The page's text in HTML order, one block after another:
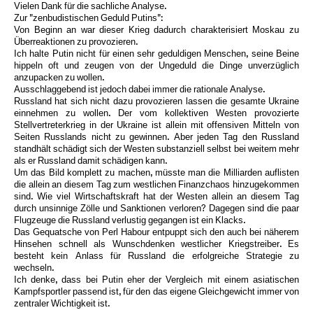
Vielen Dank für die sachliche Analyse.
Zur "zenbudistischen Geduld Putins":
Von Beginn an war dieser Krieg dadurch charakterisiert Moskau zu
Überreaktionen zu provozieren.
Ich halte Putin nicht für einen sehr geduldigen Menschen, seine Beine
hippeln oft und zeugen von der Ungeduld die Dinge unverzüglich
anzupacken zu wollen.
Ausschlaggebend ist jedoch dabei immer die rationale Analyse.
Russland hat sich nicht dazu provozieren lassen die gesamte Ukraine
einnehmen zu wollen. Der vom kollektiven Westen provozierte
Stellvertreterkrieg in der Ukraine ist allein mit offensiven Mitteln von
Seiten Russlands nicht zu gewinnen. Aber jeden Tag den Russland
standhält schädigt sich der Westen substanziell selbst bei weitem mehr
als er Russland damit schädigen kann.
Um das Bild komplett zu machen, müsste man die Milliarden auflisten
die allein an diesem Tag zum westlichen Finanzchaos hinzugekommen
sind. Wie viel Wirtschaftskraft hat der Westen allein an diesem Tag
durch unsinnige Zölle und Sanktionen verloren? Dagegen sind die paar
Flugzeuge die Russland verlustig gegangen ist ein Klacks.
Das Gequatsche von Perl Habour entpuppt sich den auch bei näherem
Hinsehen schnell als Wunschdenken westlicher Kriegstreiber. Es
besteht kein Anlass für Russland die erfolgreiche Strategie zu
wechseln.
Ich denke, dass bei Putin eher der Vergleich mit einem asiatischen
Kampfsportler passend ist, für den das eigene Gleichgewicht immer von
zentraler Wichtigkeit ist.